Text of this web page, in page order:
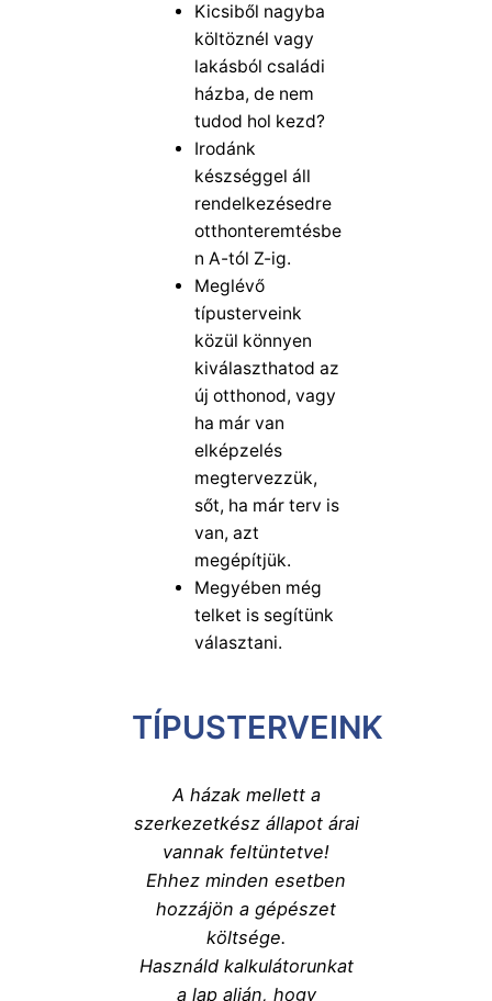
Kicsiből nagyba
költöznél vagy
lakásból családi
házba, de nem
tudod hol kezd?
Irodánk
készséggel áll
rendelkezésedre
otthonteremtésbe
n A-tól Z-ig.
Meglévő
típusterveink
közül könnyen
kiválaszthatod az
új otthonod, vagy
ha már van
elképzelés
megtervezzük,
sőt, ha már terv is
van, azt
megépítjük.
Megyében még
telket is segítünk
választani.
TÍPUSTERVEINK
A házak mellett a
szerkezetkész állapot árai
vannak feltüntetve!
Ehhez minden esetben
hozzájön a gépészet
költsége.
Használd kalkulátorunkat
a lap alján, hogy